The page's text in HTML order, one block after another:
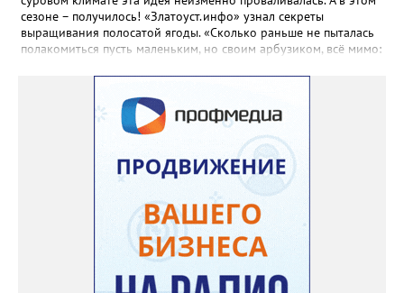
сезоне – получилось! «Златоуст.инфо» узнал секреты
выращивания полосатой ягоды. «Сколько раньше не пыталась
полакомиться пусть маленьким, но своим арбузиком, всё мимо:
«Златоуст.инфо» садовод. – В этом году посадила сорт так
называемых северных арбузов – «Юлия», а также «Коккоро»
(он жёлтый и, говорят, очень сладкий). Вот уже первый на пару
кило вызрел. Чтобы не оборвал плеть, подвешиваю своих
полосатиков в сетках из-под овощей или авоськах,
подкармливаю. Не терпится попробовать!». Опытные
бахчеводы из южных регионов в соцсетях посоветовали нашей
землячке: арбуз будет созревшим не раньше, чем с его кожуры
пропадет матовость (станет глянцевым). По срокам опыления
норма зрелости для «Коккоро» - не менее 42 дней от завязи
размером с грецкий орех. Екатерина выяснила у знающих
людей и причину своих неудач – её сеянцы не опылялись, и это
нужно было делать самостоятельно. «Мужской» цветочек для